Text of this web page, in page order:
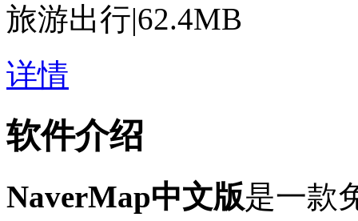
旅游出行|62.4MB
详情
软件介绍
NaverMap中文版是一款